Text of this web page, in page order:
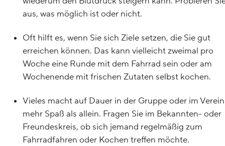
aus, was möglich ist oder nicht.
Oft hilft es, wenn Sie sich Ziele setzen, die Sie gut
erreichen können. Das kann vielleicht zweimal pro
Woche eine Runde mit dem Fahrrad sein oder am
Wochenende mit frischen Zutaten selbst kochen.
Vieles macht auf Dauer in der Gruppe oder im Verein
mehr Spaß als allein. Fragen Sie im Bekannten- oder
Freundeskreis, ob sich jemand regelmäßig zum
Fahrradfahren oder Kochen treffen möchte.